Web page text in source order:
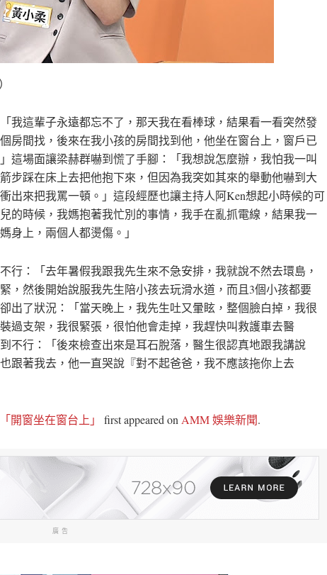
我這輩子永遠都忘不了，那天我在看棒球，結果看一看突然發
房間找，後來在我小孩的房間找到他，他坐在窗台上，窗戶已
這場面讓梁赫群嚇到慌了手腳：「我想說怎麼辦，我怕我一叫
步踩在床上去把他抱下來，但因為我突如其來的舉動他嚇到大
出來把我罵一頓。」這段經歷也讓主持人阿Ken想起小時候的可
的時候，我媽抱著我忙別的事情，我手在亂抓電線，結果我一
身上，兩個人都燙傷。」
行：「去年暑假我跟我先生來不急安排，我就說不然去環島，
，然後開始說服我先生陪小孩去玩滑水道，而且3個小孩都要
出了狀況：「當天晚上，我先生吐又暈眩，整個臉白掉，我很
過支架，我很緊張，很怕他會走掉，我趕快叫救護車去醫
不行：「後來檢查出來是耳石脫落，醫生很認真地跟我講說
跟著我去，他一直哭說『對不起爸爸，我不應該拖你上去
開窗坐在窗台上」 first appeared on AMM 娛樂新聞.
廣告